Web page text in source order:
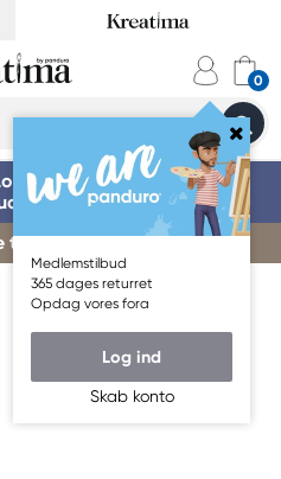
Medlemstilbud
365 dages returret
Opdag vores fora
Log ind
Skab konto
på for at benytte dig af
»
til kursusstart – køb her »